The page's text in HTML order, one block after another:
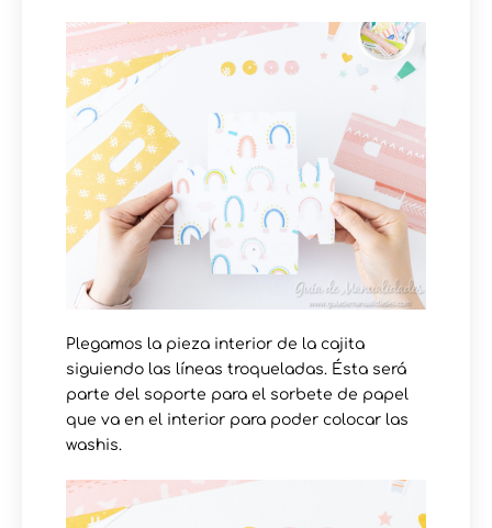
Plegamos la pieza interior de la cajita
siguiendo las líneas troqueladas. Ésta será
parte del soporte para el sorbete de papel
que va en el interior para poder colocar las
washis.